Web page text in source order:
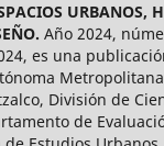
URBANOS,
Año 2024,
es una
División de
de